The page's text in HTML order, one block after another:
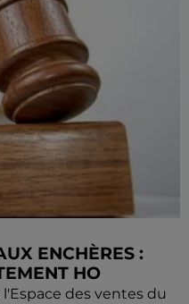
ENCHÈRES :
HO
des ventes du